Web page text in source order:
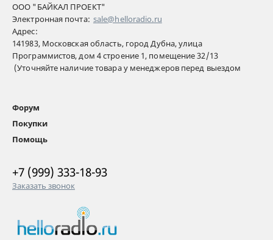
ООО "БАЙКАЛ ПРОЕКТ"
Электронная почта: sale@helloradio.ru
Адрес:
141983, Московская область, город Дубна, улица
Программистов, дом 4 строение 1, помещение 32/13
(Уточняйте наличие товара у менеджеров перед выездом
Форум
Покупки
Помощь
+7 (999) 333-18-93
Заказать звонок